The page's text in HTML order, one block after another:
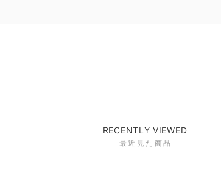
RECENTLY VIEWED
最近見た商品